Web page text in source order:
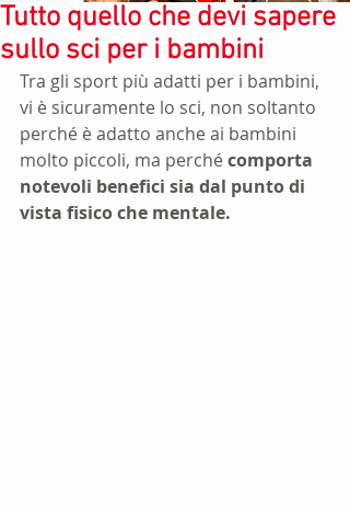
Tutto quello che devi sapere
sullo sci per i bambini
Tra gli sport più adatti per i bambini,
vi è sicuramente lo sci, non soltanto
perché è adatto anche ai bambini
molto piccoli, ma perché comporta
notevoli benefici sia dal punto di
vista fisico che mentale.